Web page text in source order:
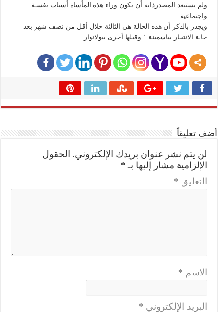
ولم يستبعد المصدرذاته أن يكون وراء هذه المأساة أسباب نفسية
واجتماعية…
ويجدر بالذكر أن هذه الحالة هي الثالثة خلال أقل من نصف شهر بعد
حالة الانتحار بياسمينة 1 وقبلها أخرى ببولانوار.
أضف تعليقاً
لن يتم نشر عنوان بريدك الإلكتروني.
الحقول
الإلزامية مشار إليها بـ *
التعليق *
الاسم *
البريد الإلكتروني *